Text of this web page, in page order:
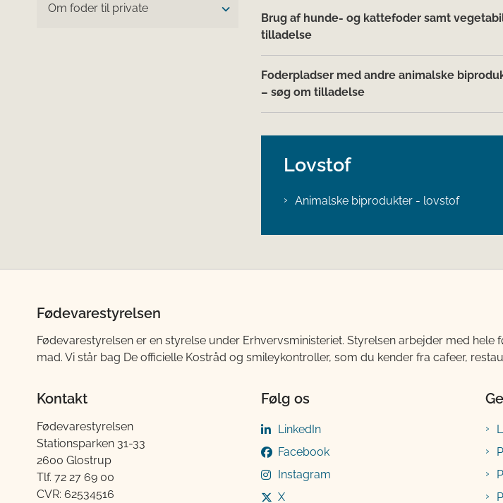
Om foder til private
Brug af hunde- og kattefoder samt
tilladelse
Foderpladser med andre animalske
– søg om tilladelse
Lovstof
Animalske biprodukter - lovstof
Fødevarestyrelsen
Fødevarestyrelsen er en styrelse under Erhvervsministeriet. Styrelsen arbejder med
mad. Vi står bag De officielle Kostråd og smileykontroller, som du kender fra cafeer,
Kontakt
Fødevarestyrelsen
Stationsparken 31-33
2600 Glostrup
Tlf. 72 2​​​7 69 00
CVR: 62534516
Følg os
LinkedIn
Facebook
Instagram
X